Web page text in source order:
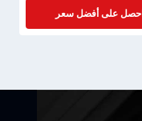
احصل على أفضل سعر